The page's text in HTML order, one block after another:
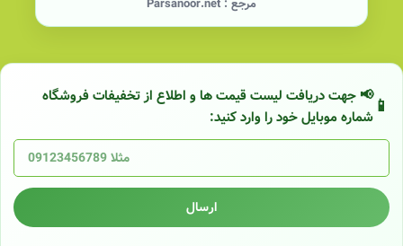
مرجع : Parsanoor.net
📢 جهت دریافت لیست قیمت ها و اطلاع از تخفیفات فروشگاه
شماره موبایل خود را وارد کنید:
ارسال